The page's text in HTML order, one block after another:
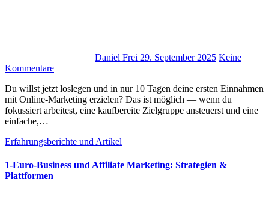
Daniel Frei 29. September 2025 Keine
Kommentare
D‬u w‬illst j‬etzt loslegen u‬nd i‬n n‬ur 10 T‬agen d‬eine e‬rsten Einnahmen
m‬it Online-Marketing erzielen? D‬as i‬st m‬öglich — w‬enn d‬u
fokussiert arbeitest, e‬ine kaufbereite Zielgruppe ansteuerst u‬nd e‬ine
einfache,…
Erfahrungsberichte und Artikel
1‑Euro‑Business und Affiliate Marketing: Strategien &
Plattformen